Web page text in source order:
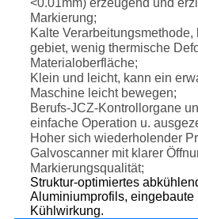
<0.01mm) erzeugend und
Markierung;
Kalte
gebiet, wenig thermische
Materialoberfläche;
Klein und leicht, kann ein
Maschine leicht bewegen;
Berufs-JCZ-Kontrollorgane
einfache Operation u.
Hoher sich wiederholender
Galvoscanner mit klarer
Markierungsqualität;
Struktur-optimiertes
Aluminiumprofils,
Kühlwirkung.